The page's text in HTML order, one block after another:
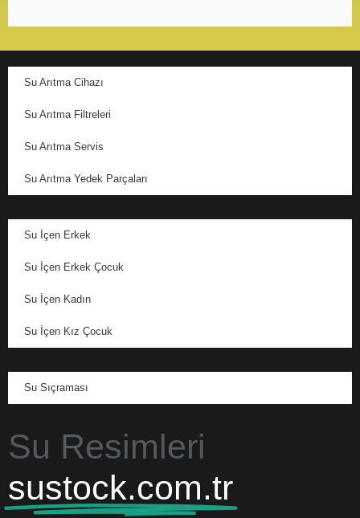
Su Arıtma Cihazı
Su Arıtma Filtreleri
Su Arıtma Servis
Su Arıtma Yedek Parçaları
Su İçen Erkek
Su İçen Erkek Çocuk
Su İçen Kadın
Su İçen Kız Çocuk
Su Sıçraması
Su Resimleri
sustock.com.tr